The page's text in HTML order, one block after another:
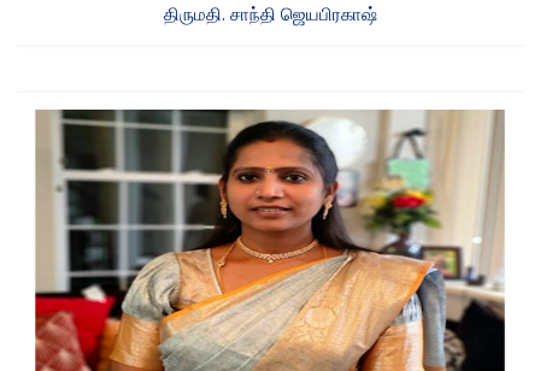
திருமதி. சாந்தி ஜெயபிரகாஷ்